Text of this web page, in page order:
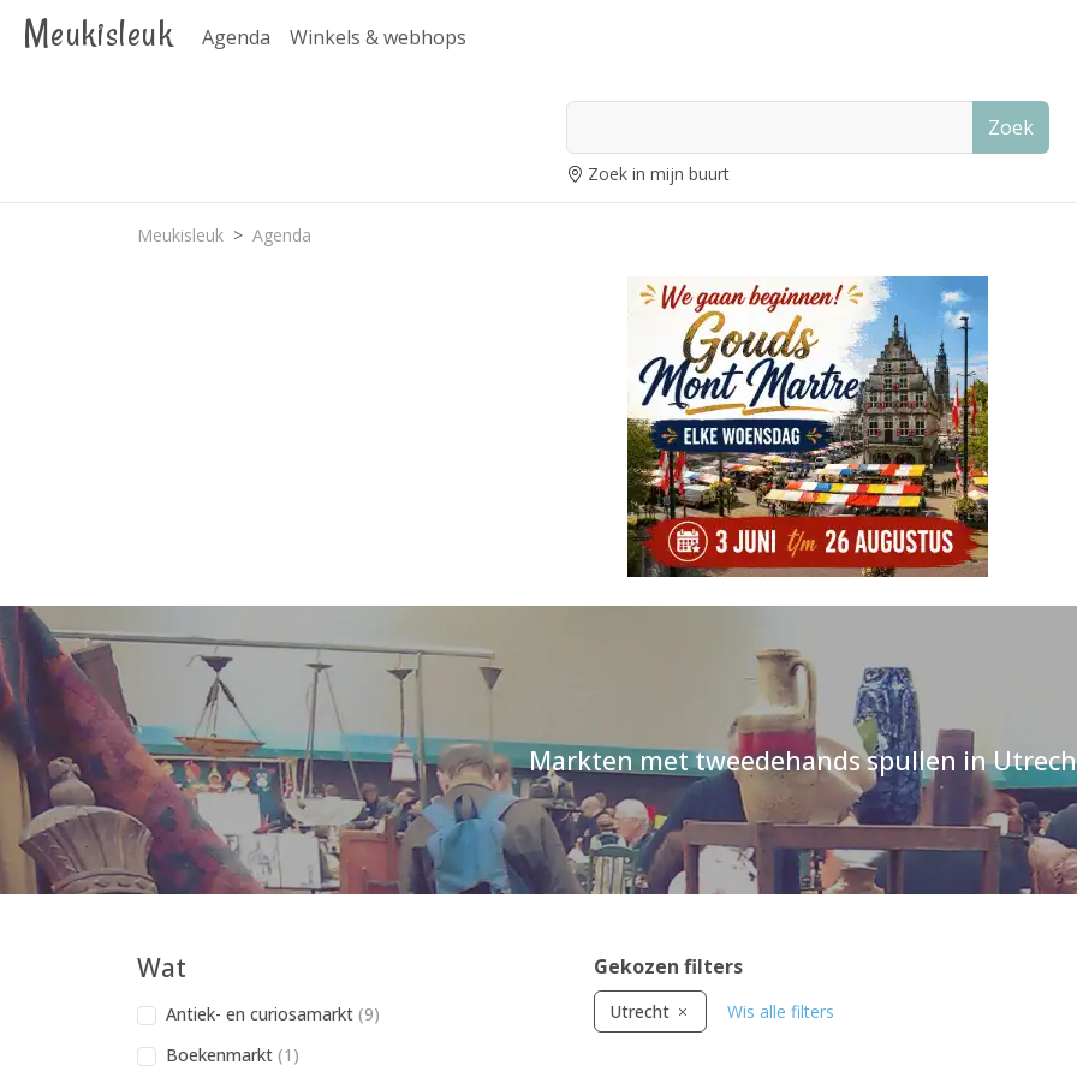
Meukisleuk Agenda Winkels & webhops
Zoek
Zoek in mijn buurt
Meukisleuk Agenda
Markten met tweedehands spullen in
Wat
Antiek- en curiosamarkt (9)
Boekenmarkt (1)
Gekozen filters
Utrecht Wis alle filters